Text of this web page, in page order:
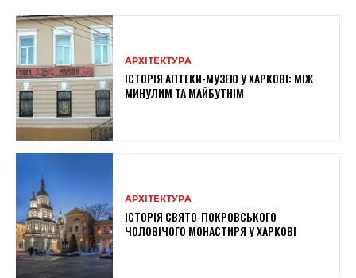
АРХІТЕКТУРА
ІСТОРІЯ АПТЕКИ-МУЗЕЮ У ХАРКОВІ: МІЖ
МИНУЛИМ ТА МАЙБУТНІМ
АРХІТЕКТУРА
ІСТОРІЯ СВЯТО-ПОКРОВСЬКОГО
ЧОЛОВІЧОГО МОНАСТИРЯ У ХАРКОВІ